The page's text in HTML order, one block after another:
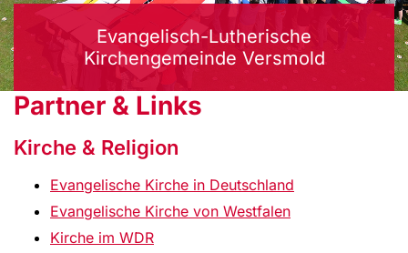
Evangelisch-Lutherische
Kirchengemeinde Versmold
Partner & Links
Kirche & Religion
Evangelische Kirche in Deutschland
Evangelische Kirche von Westfalen
Kirche im WDR